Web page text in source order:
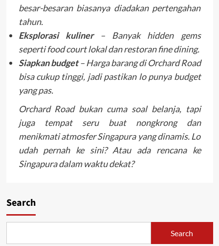
besar-besaran biasanya diadakan pertengahan
tahun.
Eksplorasi kuliner– Banyak hidden gems
seperti food court lokal dan restoran fine dining.
Siapkan budget– Harga barang di Orchard Road
bisa cukup tinggi, jadi pastikan lo punya budget
yang pas.
Orchard Road bukan cuma soal belanja, tapi
juga tempat seru buat nongkrong dan
menikmati atmosfer Singapura yang dinamis. Lo
udah pernah ke sini? Atau ada rencana ke
Singapura dalam waktu dekat?
Search
Search